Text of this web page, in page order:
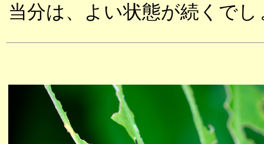
当分は、よい状態が続くでし